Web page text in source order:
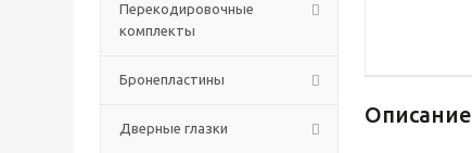
Перекодировочные
комплекты
Бронепластины
Дверные глазки
Описание